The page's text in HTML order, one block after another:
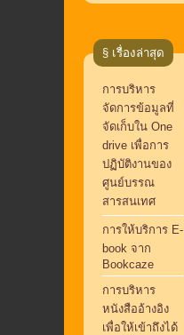
§ เรื่องล่าสุด
การบริหาร
จัดการข้อมูลที่
จัดเก็บใน One
drive เพื่อการ
ปฏิบัติงานของ
ศูนย์บรรณ
สารสนเทศ
การให้บริการ E-
book จาก
Bookcaze
การบริหาร
หนังสืออ้างอิง
เพื่อให้เข้าถึงได้